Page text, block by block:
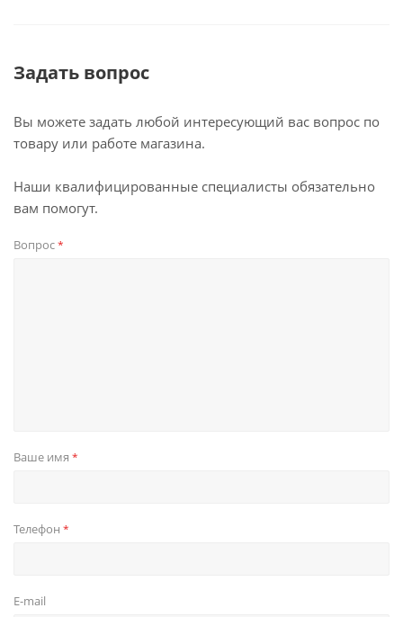
Задать вопрос
Вы можете задать любой интересующий вас вопрос по
товару или работе магазина.
Наши квалифицированные специалисты обязательно
вам помогут.
Вопрос*
Ваше имя *
Телефон *
E-mail